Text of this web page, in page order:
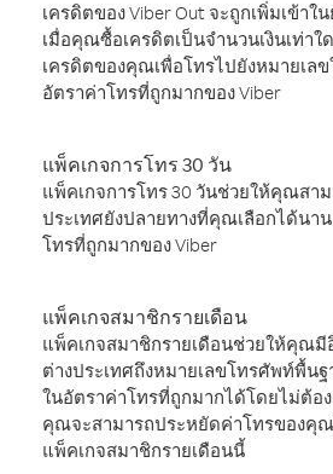
เครดิตของ Viber Out จะถูกเพิ่มเข้า
เมื่อคุณซื้อเครดิตเป็นจำนวนเงินเท่า
เครดิตของคุณเพื่อโทรไปยังหมายเล
อัตราค่าโทรที่ถูกมากของ Viber
แพ็คเกจการโทร 30 วัน
แพ็คเกจการโทร 30 วันช่วยให้คุณสา
ประเทศยังปลายทางที่คุณเลือกได้นา
โทรที่ถูกมากของ Viber
แพ็คเกจสมาชิกรายเดือน
แพ็คเกจสมาชิกรายเดือนช่วยให้คุณมี
ต่างประเทศถึงหมายเลขโทรศัพท์พื้น
ในอัตราค่าโทรที่ถูกมากได้โดยไม่ต้อ
คุณจะสามารถประหยัดค่าโทรของคุ
แพ็คเกจสมาชิกรายเดือนนี้